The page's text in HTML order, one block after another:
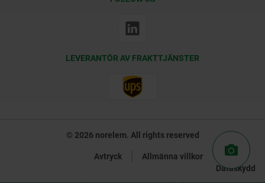
LEVERANTÖR AV FRAKTTJÄNSTER
© 2026 norelem. All rights reserved
Avtryck
Allmänna villkor
Dataskydd